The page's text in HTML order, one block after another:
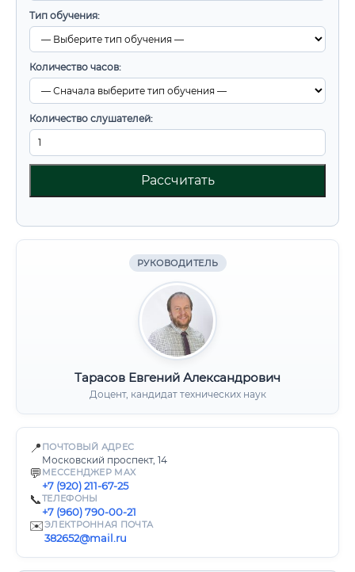
Тип обучения:
Количество часов:
Количество слушателей:
Рассчитать
РУКОВОДИТЕЛЬ
Тарасов Евгений Александрович
Доцент, кандидат технических наук
📍 ПОЧТОВЫЙ АДРЕС
Московский проспект, 14
💬 МЕССЕНДЖЕР MAX
+7 (920) 211-67-25
📞ТЕЛЕФОНЫ
+7 (960) 790-00-21
✉️ЭЛЕКТРОННАЯ ПОЧТА
382652@mail.ru